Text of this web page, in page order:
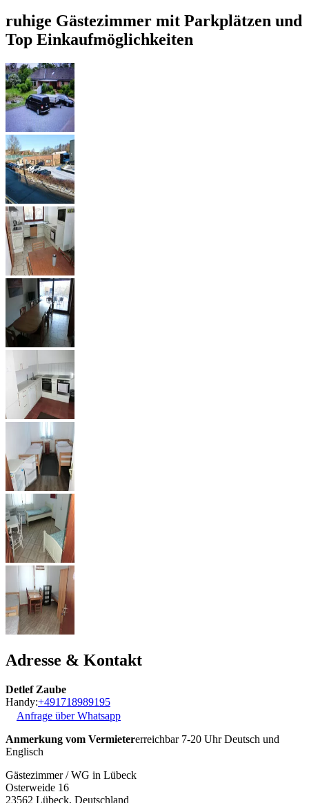
ruhige Gästezimmer mit Parkplätzen und
Top Einkaufmöglichkeiten
Adresse & Kontakt
Detlef Zaube
Handy:+491718989195
Anfrage über Whatsapp
Anmerkung vom Vermietererreichbar 7-20 Uhr Deutsch und
Englisch
Gästezimmer / WG in Lübeck
Osterweide 16
23562 Lübeck, Deutschland